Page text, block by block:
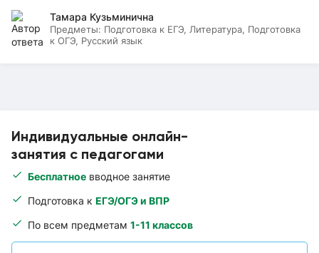
Индивидуальные онлайн-
занятия с педагогами
Бесплатное вводное занятие
Подготовка к ЕГЭ/ОГЭ и ВПР
По всем предметам 1-11 классов
Тамара Кузьминична
Предметы: Подготовка к ЕГЭ, Литература, Подготовка
к ОГЭ, Русский язык